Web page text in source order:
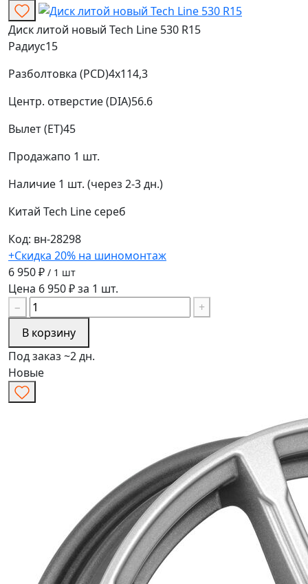
Диск литой новый Tech Line 530 R15
Радиус15
Разболтовка (PCD)4x114,3
Центр. отверстие (DIA)56.6
Вылет (ET)45
Продажапо 1 шт.
Наличие 1 шт. (через 2-3 дн.)
Китай Tech Line сереб
Код: вн-28298
+Скидка 20% на шиномонтаж
6 950 ₽ / 1 шт
Цена 6 950 ₽ за 1 шт.
−
+
В корзину
Под заказ ~2 дн.
Новые